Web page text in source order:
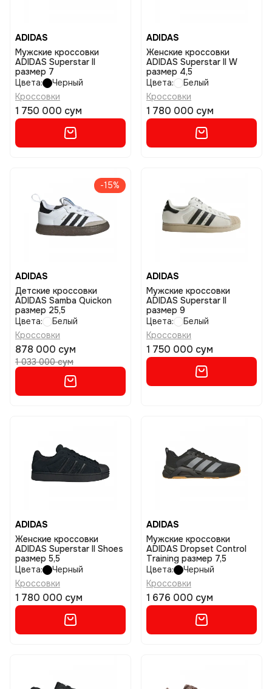
ADIDAS
Мужские кроссовки
ADIDAS Superstar II
размер 7
Цвета:
Черный
Кроссовки
1 750 000 сум
ADIDAS
Женские кроссовки
ADIDAS Superstar II W
размер 4,5
Цвета:
Белый
Кроссовки
1 780 000 сум
-15%
ADIDAS
Детские кроссовки
ADIDAS Samba Quickon
размер 25,5
Цвета:
Белый
Кроссовки
878 000 сум
1 033 000 сум
ADIDAS
Мужские кроссовки
ADIDAS Superstar II
размер 9
Цвета:
Белый
Кроссовки
1 750 000 сум
ADIDAS
Женские кроссовки
ADIDAS Superstar II Shoes
размер 5,5
Цвета:
Черный
Кроссовки
1 780 000 сум
ADIDAS
Мужские кроссовки
ADIDAS Dropset Control
Training размер 7,5
Цвета:
Черный
Кроссовки
1 676 000 сум